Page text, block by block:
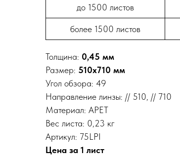
до 1500 листов
более 1500 листов
Толщина: 0,45 мм
Размер: 510х710 мм
Угол обзора: 49
Направление линзы: // 510, // 710
Материал: APET
Вес листа: 0,23 кг
Артикул: 75LPI
Цена за 1 лист